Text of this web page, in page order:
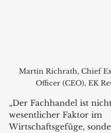
Martin Richrath, Chief
Officer (CEO), EK
„Der Fachhandel ist
wesentlicher Faktor im
Wirtschaftsgefüge,